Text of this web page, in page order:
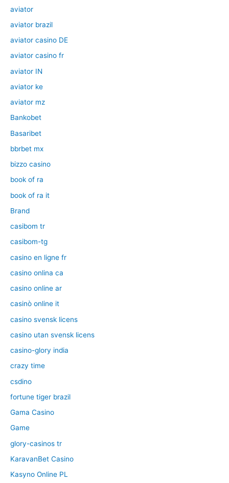
aviator
aviator brazil
aviator casino DE
aviator casino fr
aviator IN
aviator ke
aviator mz
Bankobet
Basaribet
bbrbet mx
bizzo casino
book of ra
book of ra it
Brand
casibom tr
casibom-tg
casino en ligne fr
casino onlina ca
casino online ar
casinò online it
casino svensk licens
casino utan svensk licens
casino-glory india
crazy time
csdino
fortune tiger brazil
Gama Casino
Game
glory-casinos tr
KaravanBet Casino
Kasyno Online PL